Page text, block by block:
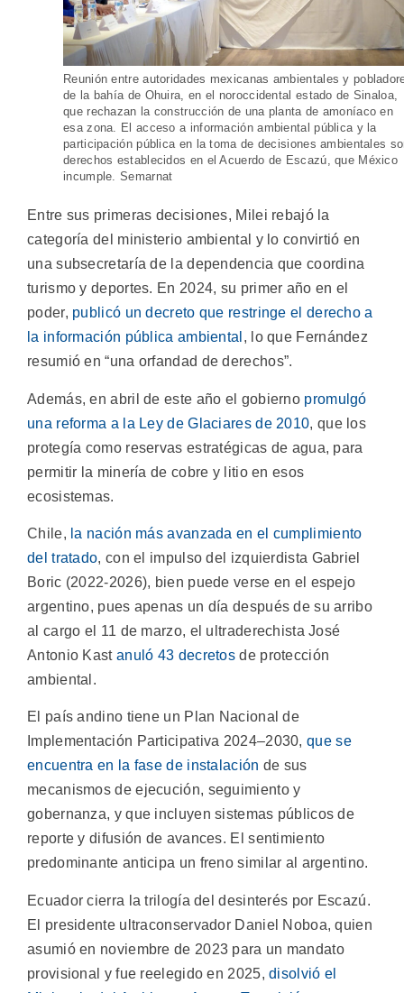
Reunión entre autoridades mexicanas ambientales y
de la bahía de Ohuira, en el noroccidental estado de Sinaloa,
que rechazan la construcción de una planta de amoníaco en
esa zona. El acceso a información ambiental pública y la
participación pública en la toma de decisiones ambientales
derechos establecidos en el Acuerdo de Escazú, que México
incumple. Semarnat
Entre sus primeras decisiones, Milei rebajó la
categoría del ministerio ambiental y lo convirtió en
una subsecretaría de la dependencia que coordina
turismo y deportes. En 2024, su primer año en el
poder, publicó un decreto que restringe el derecho a
la información pública ambiental , lo que Fernández
resumió en “una orfandad de derechos”.
Además, en abril de este año el gobierno promulgó
una reforma a la Ley de Glaciares de 2010, que los
protegía como reservas estratégicas de agua, para
permitir la minería de cobre y litio en esos
ecosistemas.
Chile, la nación más avanzada en el cumplimiento
del tratado, con el impulso del izquierdista Gabriel
Boric (2022-2026), bien puede verse en el espejo
argentino, pues apenas un día después de su arribo
al cargo el 11 de marzo, el ultraderechista José
Antonio Kast anuló 43 decretos de protección
ambiental.
El país andino tiene un Plan Nacional de
Implementación Participativa 2024–2030, que se
encuentra en la fase de instalación de sus
mecanismos de ejecución, seguimiento y
gobernanza, y que incluyen sistemas públicos de
reporte y difusión de avances. El sentimiento
predominante anticipa un freno similar al argentino.
Ecuador cierra la trilogía del desinterés por Escazú.
El presidente ultraconservador Daniel Noboa, quien
asumió en noviembre de 2023 para un mandato
provisional y fue reelegido en 2025,disolvió el